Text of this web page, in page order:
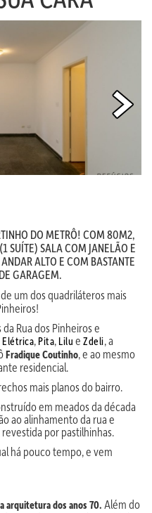
DO METRÔ! COM 80M2,
SUÍTE) SALA COM JANELÃO E
ALTO E COM BASTANTE
GARAGEM.
um dos quadriláteros mais
Rua dos Pinheiros e
Elétrica, Pita, Lilu e Zdeli, a
Fradique Coutinho, e ao mesmo
residencial.
mais planos do bairro.
em meados da década
ao alinhamento da rua e
por pastilhinhas.
há pouco tempo, e vem
arquitetura dos anos 70. Além do